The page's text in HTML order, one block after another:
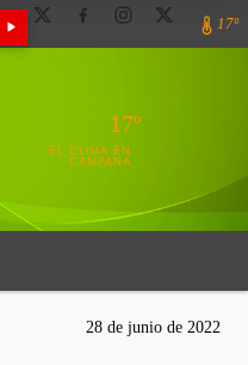
17º
17º
EL CLIMA EN
CAMPANA
28 de junio de 2022